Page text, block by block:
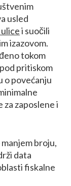
usled
i suočili
izazovom.
tokom
pritiskom
o povećanju
za zaposlene i
broju,
data
fiskalne